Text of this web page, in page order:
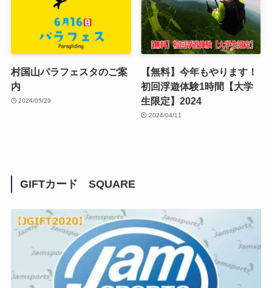
村国山パラフェスタのご案
内
2024/05/29
【無料】今年もやります！
初回浮遊体験1時間【大学
生限定】2024
2024/04/11
GIFTカード SQUARE